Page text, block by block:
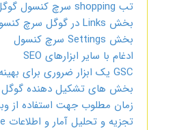
تب shopping سرچ کنسول گوگل
بخش Links در گوگل سرچ کنسول
بخش Settings سرچ کنسول
ادغام با سایر ابزارهای SEO
GSC یک ابزار ضروری برای بهینه سازی سایت است
بخش های تشکیل دهنده
زمان مطلوب جهت استفاده از
تجزیه و تحلیل آمار و اطلاعات google search console